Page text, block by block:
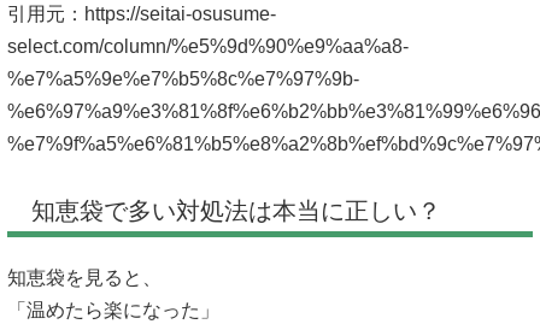
引用元： https://seitai-osusume-
select.com/column/%e5%9d%90%e9%aa%a8-
%e7%a5%9e%e7%b5%8c%e7%97%9b-
知恵袋で多い対処法は本当に正しい？
知恵袋を見ると、
「温めたら楽になった」